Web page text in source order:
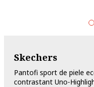
Skechers
Pantofi sport de piele
contrastant Uno-